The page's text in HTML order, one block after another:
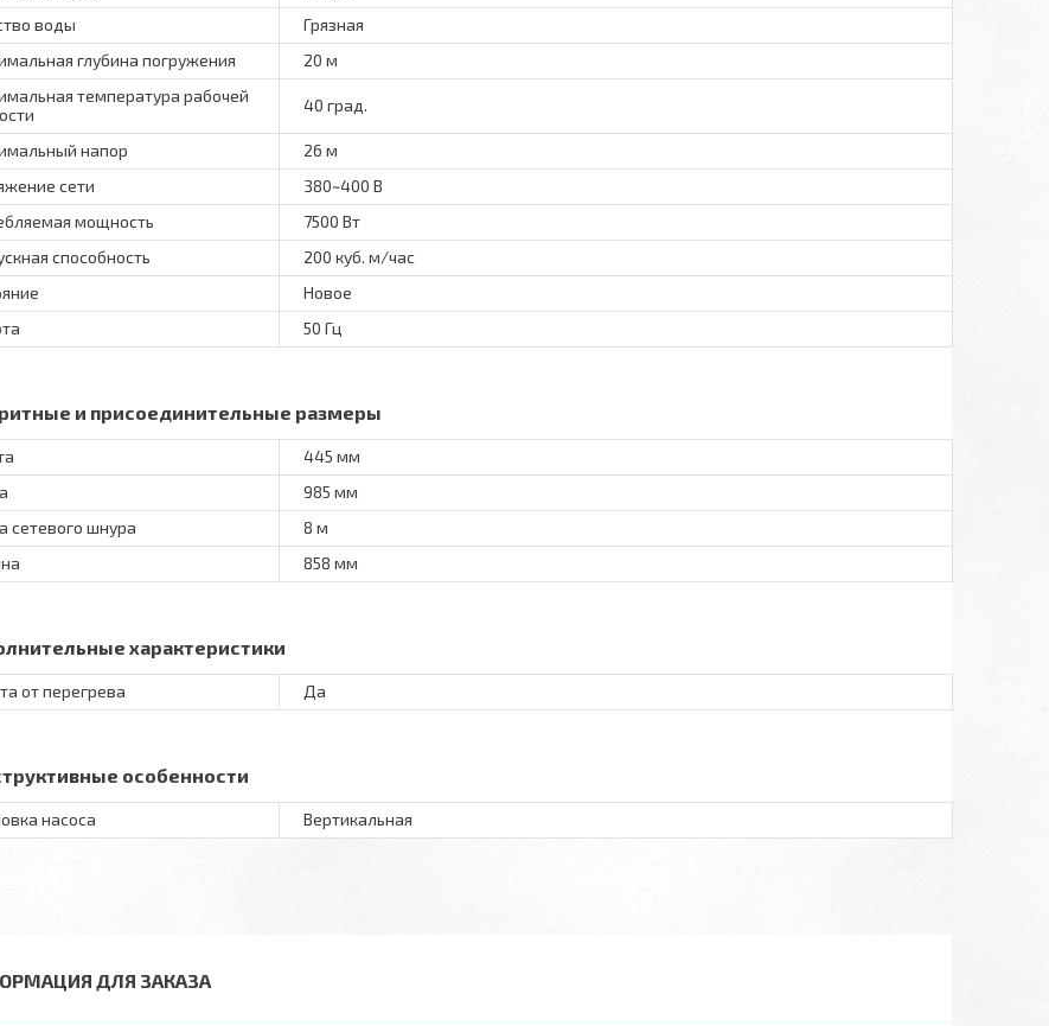
воды
Грязная
глубина погружения
20 м
температура рабочей
40 град.
напор
26 м
сети
380~400 В
мощность
7500 Вт
способность
200 куб. м/час
Новое
50 Гц
и присоединительные размеры
445 мм
985 мм
сетевого шнура
8 м
858 мм
характеристики
от перегрева Да
особенности
насоса Вертикальная
ДЛЯ ЗАКАЗА